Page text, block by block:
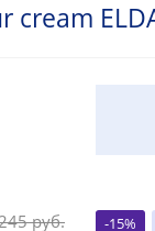
cream
руб. -15%